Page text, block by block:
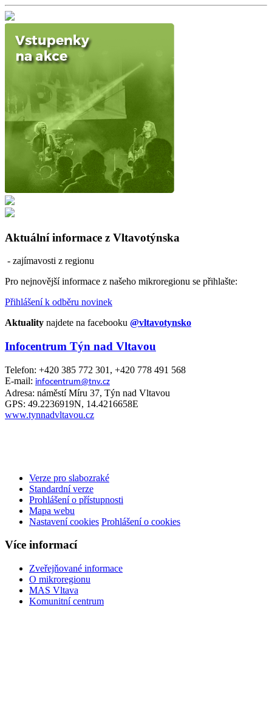
Aktuální informace z Vltavotýnska
- zajímavosti z regionu
Pro nejnovější informace z našeho mikroregionu se přihlašte:
Přihlášení k odběru novinek
Aktuality najdete na facebooku @vltavotynsko
Infocentrum Týn nad Vltavou
Telefon: +420 385 772 301, +420 778 491 568
E-mail: infocentrum@tnv.cz
Adresa: náměstí Míru 37, Týn nad Vltavou
GPS: 49.2236919N, 14.4216658E
www.tynnadvltavou.cz
Verze pro slabozraké
Standardní verze
Prohlášení o přístupnosti
Mapa webu
Nastavení cookies Prohlášení o cookies
Více informací
Zveřejňované informace
O mikroregionu
MAS Vltava
Komunitní centrum